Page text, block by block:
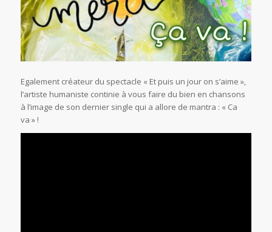
Egalement créateur du spectacle « Et puis un jour on s’aime »,
l’artiste humaniste continie à vous faire du bien en chansons
à l’image de son dernier single qui a allore de mantra : « Ca
va » !